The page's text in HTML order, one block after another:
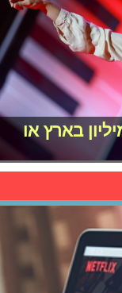
בארץ או